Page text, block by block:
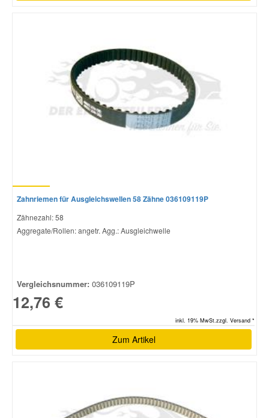
Zahnriemen für Ausgleichswellen 58 Zähne 036109119P
Zähnezahl: 58
Aggregate/Rollen: angetr. Agg.: Ausgleichwelle
Vergleichsnummer: 036109119P
12,76 €
inkl. 19% MwSt.zzgl. Versand *
Zum Artikel